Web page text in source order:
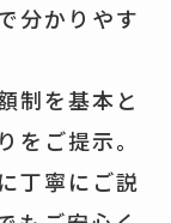
分かりやす
制を基本と
をご提示。
丁寧にご説